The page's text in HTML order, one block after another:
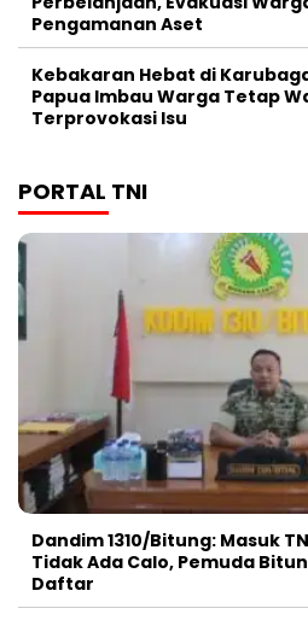
Pengamanan Aset
Kebakaran Hebat di
Papua Imbau Warga Tetap
Terprovokasi Isu
PORTAL TNI
Dandim 1310/Bitung: Masuk
Tidak Ada Calo, Pemuda
Daftar